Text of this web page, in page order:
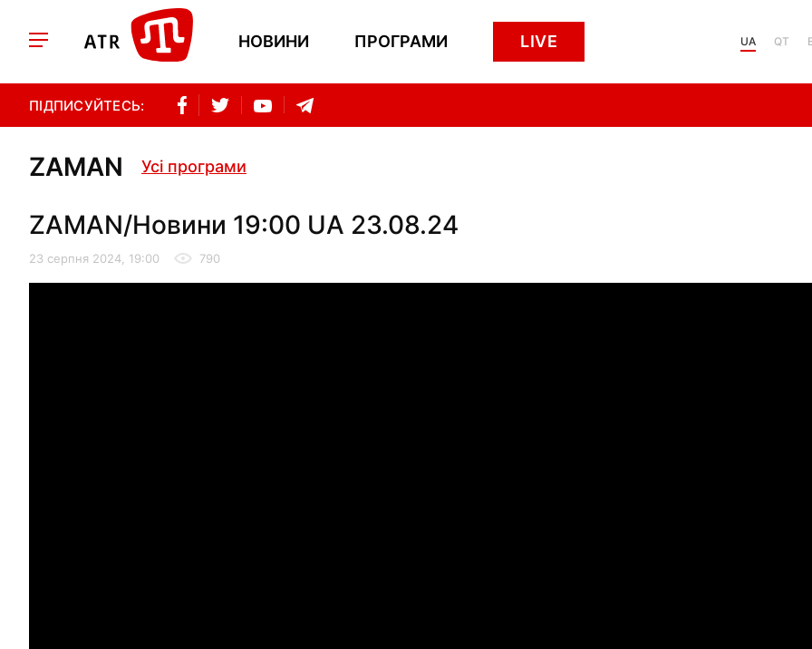
НОВИНИ ПРОГРАМИ LIVE UA QT
ПІДПИСУЙТЕСЬ:
ZAMAN Усі програми
ZAMAN/Новини 19:00 UA 23.08.24
23 серпня 2024, 19:00 790